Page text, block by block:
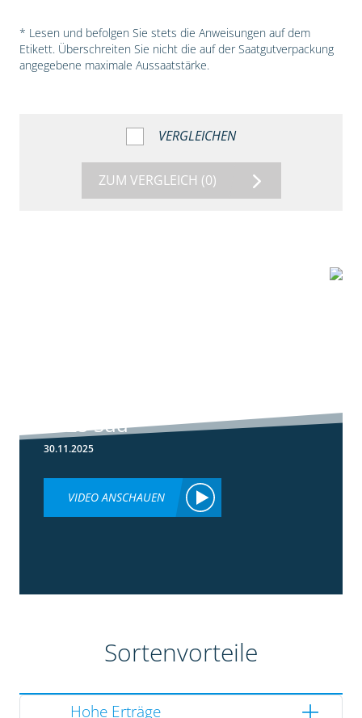
* Lesen und befolgen Sie stets die Anweisungen auf dem
Etikett. Überschreiten Sie nicht die auf der Saatgutverpackung
angegebene maximale Aussaatstärke.
VERGLEICHEN
ZUM VERGLEICH (0)
2025 Süd
30.11.2025
VIDEO ANSCHAUEN
Sortenvorteile
Hohe Erträge